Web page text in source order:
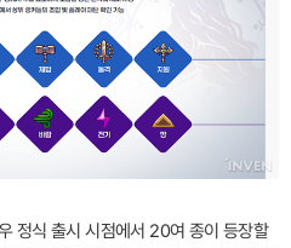
정식 출시 시점에서 20여 종이 등장할